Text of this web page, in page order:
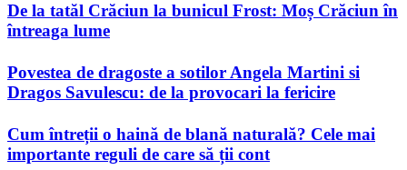
De la tatăl Crăciun la bunicul Frost: Moș Crăciun în
întreaga lume
Povestea de dragoste a sotilor Angela Martini si
Dragos Savulescu: de la provocari la fericire
Cum întreții o haină de blană naturală? Cele mai
importante reguli de care să ții cont